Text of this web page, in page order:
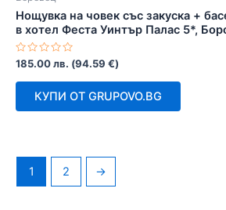
Нощувка на човек със закуска +
в хотел Феста Уинтър Палас 5*,
Оценено
с
0
185.00лв. (94.59 €)
КУПИ ОТ GRUPOVO.BG
1 2 →